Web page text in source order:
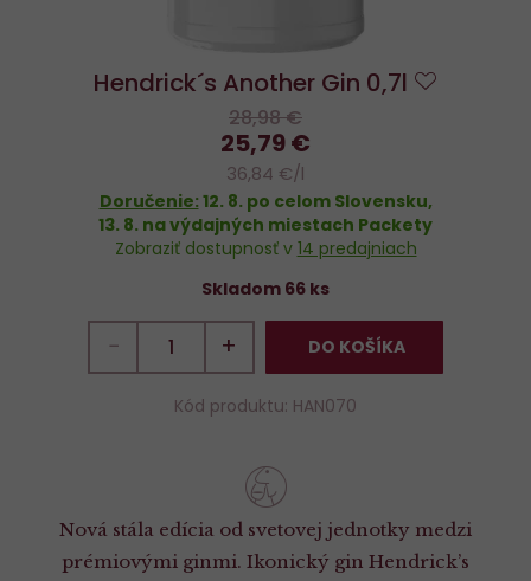
Hendrick´s Another Gin 0,7l
Nová stála edícia od svetovej jednotky medzi
prémiovými ginmi. Ikonický gin Hendrick’s
28,98 €
25,79 €
36,84 €/l
Doručenie: 12. 8. po celom Slovensku,
13. 8. na výdajných miestach Packety
Zobraziť dostupnosť v 14 predajniach
Skladom 66 ks
− + DO KOŠÍKA
Kód produktu: HAN070